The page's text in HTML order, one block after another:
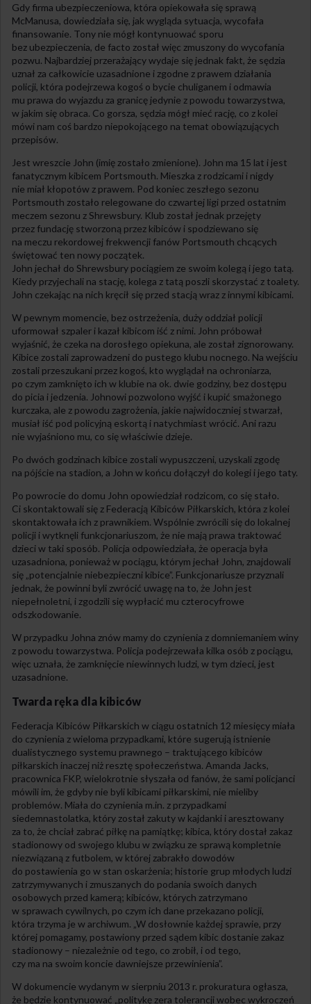
Gdy firma ubezpieczeniowa, która opiekowała się sprawą
McManusa, dowiedziała się, jak wygląda sytuacja, wycofała
finansowanie. Tony nie mógł kontynuować sporu
bez ubezpieczenia, de facto został więc zmuszony do wycofania
pozwu. Najbardziej przerażający wydaje się jednak fakt, że sędzia
uznał za całkowicie uzasadnione i zgodne z prawem działania
policji, która podejrzewa kogoś o bycie chuliganem i odmawia
mu prawa do wyjazdu za granicę jedynie z powodu towarzystwa,
w jakim się obraca. Co gorsza, sędzia mógł mieć rację, co z kolei
mówi nam coś bardzo niepokojącego na temat obowiązujących
przepisów.
Jest wreszcie John (imię zostało zmienione). John ma 15 lat i jest
fanatycznym kibicem Portsmouth. Mieszka z rodzicami i nigdy
nie miał kłopotów z prawem. Pod koniec zeszłego sezonu
Portsmouth zostało relegowane do czwartej ligi przed ostatnim
meczem sezonu z Shrewsbury. Klub został jednak przejęty
przez fundację stworzoną przez kibiców i spodziewano się
na meczu rekordowej frekwencji fanów Portsmouth chcących
świętować ten nowy początek.
John jechał do Shrewsbury pociągiem ze swoim kolegą i jego tatą.
Kiedy przyjechali na stację, kolega z tatą poszli skorzystać z toalety.
John czekając na nich kręcił się przed stacją wraz z innymi kibicami.
W pewnym momencie, bez ostrzeżenia, duży oddział policji
uformował szpaler i kazał kibicom iść z nimi. John próbował
wyjaśnić, że czeka na dorosłego opiekuna, ale został zignorowany.
Kibice zostali zaprowadzeni do pustego klubu nocnego. Na wejściu
zostali przeszukani przez kogoś, kto wyglądał na ochroniarza,
po czym zamknięto ich w klubie na ok. dwie godziny, bez dostępu
do picia i jedzenia. Johnowi pozwolono wyjść i kupić smażonego
kurczaka, ale z powodu zagrożenia, jakie najwidoczniej stwarzał,
musiał iść pod policyjną eskortą i natychmiast wrócić. Ani razu
nie wyjaśniono mu, co się właściwie dzieje.
Po dwóch godzinach kibice zostali wypuszczeni, uzyskali zgodę
na pójście na stadion, a John w końcu dołączył do kolegi i jego taty.
Po powrocie do domu John opowiedział rodzicom, co się stało.
Ci skontaktowali się z Federacją Kibiców Piłkarskich, która z kolei
skontaktowała ich z prawnikiem. Wspólnie zwrócili się do lokalnej
policji i wytknęli funkcjonariuszom, że nie mają prawa traktować
dzieci w taki sposób. Policja odpowiedziała, że operacja była
uzasadniona, ponieważ w pociągu, którym jechał John, znajdowali
się „potencjalnie niebezpieczni kibice”. Funkcjonariusze przyznali
jednak, że powinni byli zwrócić uwagę na to, że John jest
niepełnoletni, i zgodzili się wypłacić mu czterocyfrowe
odszkodowanie.
W przypadku Johna znów mamy do czynienia z domniemaniem winy
z powodu towarzystwa. Policja podejrzewała kilka osób z pociągu,
więc uznała, że zamknięcie niewinnych ludzi, w tym dzieci, jest
uzasadnione.
Twarda ręka dla kibiców
Federacja Kibiców Piłkarskich w ciągu ostatnich 12 miesięcy miała
do czynienia z wieloma przypadkami, które sugerują istnienie
dualistycznego systemu prawnego – traktującego kibiców
piłkarskich inaczej niż resztę społeczeństwa. Amanda Jacks,
pracownica FKP, wielokrotnie słyszała od fanów, że sami policjanci
mówili im, że gdyby nie byli kibicami piłkarskimi, nie mieliby
problemów. Miała do czynienia m.in. z przypadkami
siedemnastolatka, który został zakuty w kajdanki i aresztowany
za to, że chciał zabrać piłkę na pamiątkę; kibica, który dostał zakaz
stadionowy od swojego klubu w związku ze sprawą kompletnie
niezwiązaną z futbolem, w której zabrakło dowodów
do postawienia go w stan oskarżenia; historie grup młodych ludzi
zatrzymywanych i zmuszanych do podania swoich danych
osobowych przed kamerą; kibiców, których zatrzymano
w sprawach cywilnych, po czym ich dane przekazano policji,
która trzyma je w archiwum. „W dosłownie każdej sprawie, przy
której pomagamy, postawiony przed sądem kibic dostanie zakaz
stadionowy – niezależnie od tego, co zrobił, i od tego,
czy ma na swoim koncie dawniejsze przewinienia”.
W dokumencie wydanym w sierpniu 2013 r. prokuratura ogłasza,
że będzie kontynuować „politykę zera tolerancji wobec wykroczeń